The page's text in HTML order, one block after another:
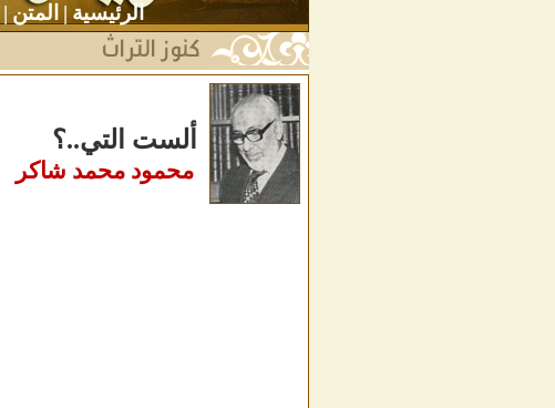
الرئيسية | المتن |
ألست التي..؟
محمود محمد شاكر